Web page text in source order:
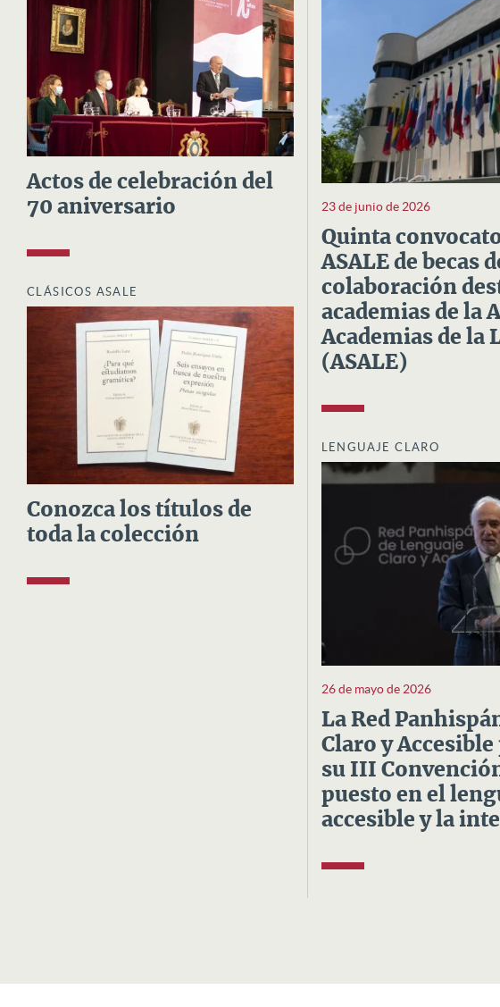
Actos de celebración del
70 aniversario
CLÁSICOS ASALE
Conozca los títulos de
toda la colección
23 de junio de 2026
Quinta
ASALE de becas
colaboración
academias de la
Academias de la
(ASALE)
LENGUAJE CLARO
26 de mayo de 2026
La Red
Claro y Accesible
su III
puesto en el
accesible y la